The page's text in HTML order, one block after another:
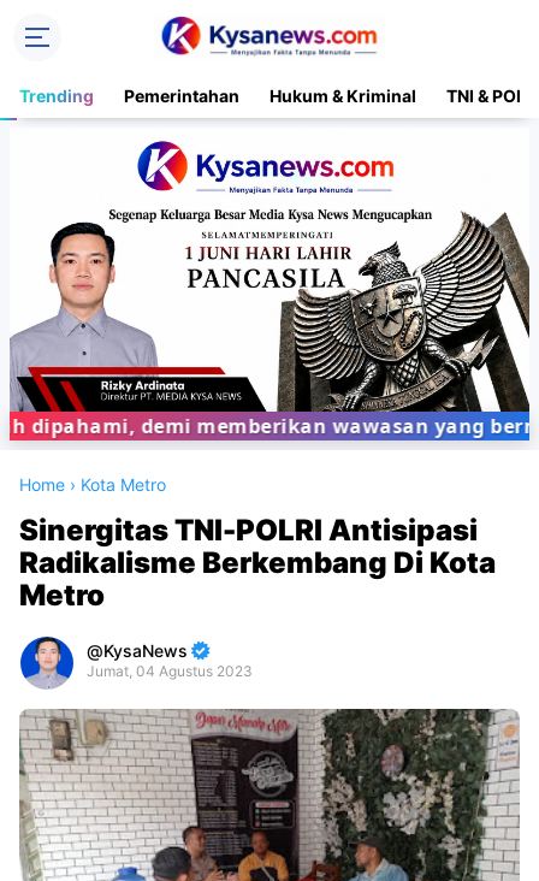
Trending Pemerintahan Hukum & Kriminal TNI &
demi memberikan wawasan yang bermanfaat
Home › Kota Metro
Sinergitas TNI-POLRI Antisipasi
Radikalisme Berkembang Di Kota
Metro
KysaNews
Jumat, 04 Agustus 2023
Premium
By
Raushan
Design
With
Shroff
Templates